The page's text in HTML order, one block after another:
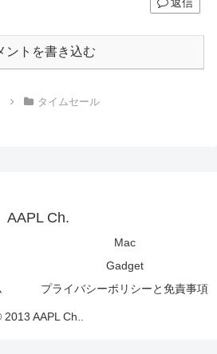
ントを書き込む
タイムセール
AAPL Ch.
Mac
Gadget
プライバシーポリシーと免責事項
2013 AAPL Ch..